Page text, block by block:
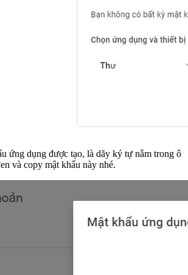
ứng dụng được tạo, là dãy ký tự nằm trong ô
và copy mật khẩu này nhé.